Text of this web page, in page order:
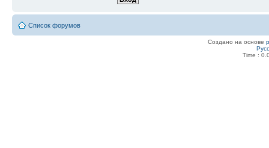
Список форумов
Создано на основе
Time :